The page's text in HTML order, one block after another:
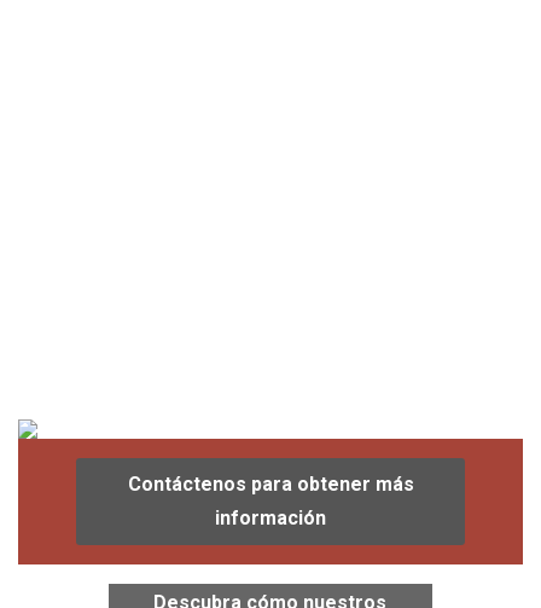
Contáctenos para obtener más
información
Descubra cómo nuestros